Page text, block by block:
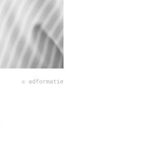
© adformatie